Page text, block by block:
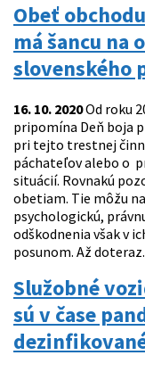
Obeť
má šancu na
slovenského
16. 10. 2020Od roku
pripomína Deň boja
pri tejto trestnej
páchateľov alebo o
situácií. Rovnakú
obetiam. Tie môžu
psychologickú,
odškodnenia však v
posunom. Až
Služobné
sú v čase